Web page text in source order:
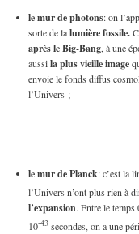
le mur de photons: on
sorte de lalumière fossile.
après le Big-Bang, à une
aussila plus vieille image
envoie le fonds diffus
l’Univers ;
le mur de Planck: c’est la
l’Univers n’ont plus rien à
l’expansion. Entre le
10-43 secondes, on a une